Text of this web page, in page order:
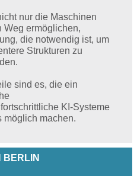
nur die Maschinen
Weg ermöglichen,
die notwendig ist, um
Strukturen zu
sind es, die ein
KI-Systeme
möglich machen.
BERLIN